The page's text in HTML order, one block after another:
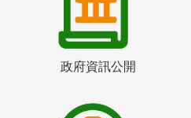
政府資訊公開